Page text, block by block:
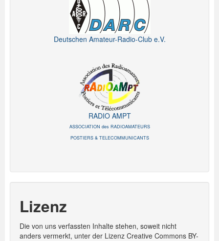
Deutschen Amateur-Radio-Club e.V.
RADIO AMPT
ASSOCIATION des RADIOAMATEURS
POSTIERS & TELECOMMUNICANTS
Lizenz
Die von uns verfassten Inhalte stehen, soweit nicht
anders vermerkt, unter der Lizenz Creative Commons BY-